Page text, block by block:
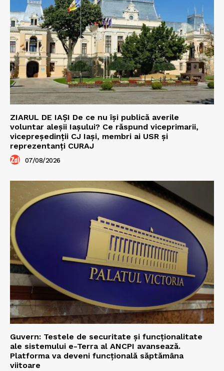
ZIARUL DE IAȘI De ce nu își publică averile
voluntar aleșii Iașului? Ce răspund viceprimarii,
vicepreședinții CJ Iași, membri ai USR și
reprezentanți CURAJ
07/08/2026
Guvern: Testele de securitate și funcționalitate
ale sistemului e-Terra al ANCPI avansează.
Platforma va deveni funcțională săptămâna
viitoare